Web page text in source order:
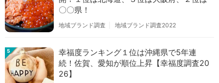
〇〇県！
地域ブランド調査 地域ブランド調査2022
5
幸福度ランキング１位は沖縄県で5年連
続！佐賀、愛知が順位上昇【幸福度調査20
26】